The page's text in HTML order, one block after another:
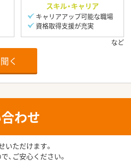
スキル・キャリア
キャリアアップ可能な職場
資格取得支援が充実
く
わせ
ただけます。
、ご安心ください。